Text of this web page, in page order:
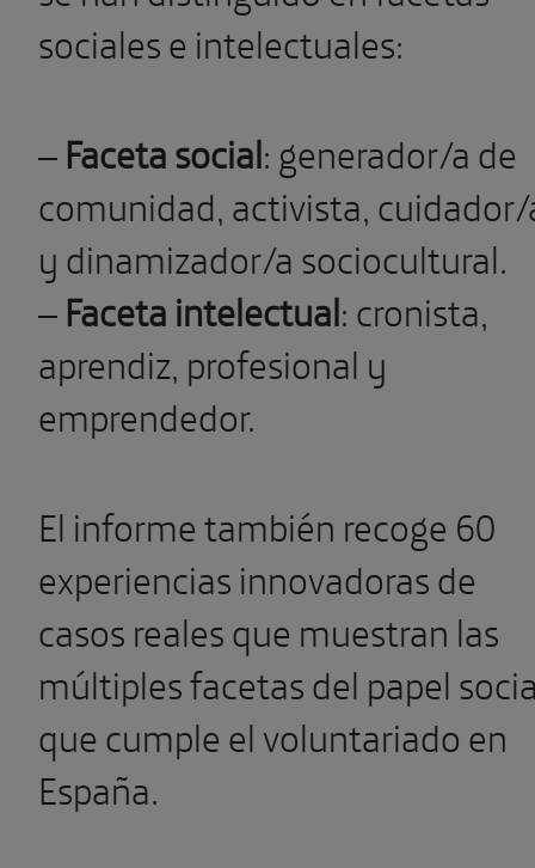
sociales e intelectuales:
–Faceta social: generador/a de
comunidad, activista,
y dinamizador/a sociocultural.
–Faceta intelectual: cronista,
aprendiz, profesional y
emprendedor.
El informe también recoge 60
experiencias innovadoras de
casos reales que muestran las
múltiples facetas del papel
que cumple el voluntariado en
España.